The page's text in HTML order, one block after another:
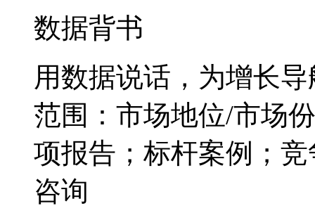
数据背书
用数据说话，为增长导
范围：市场地位/市场
项报告；标杆案例；
咨询